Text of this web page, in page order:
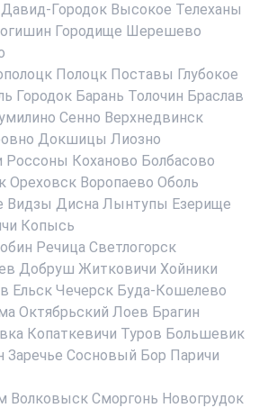
Давид-Городок Высокое Телеханы
Городище Шерешево
Полоцк Поставы Глубокое
Городок Барань Толочин Браслав
Сенно Верхнедвинск
Докшицы Лиозно
Россоны Коханово Болбасово
Ореховск Воропаево Оболь
Видзы Дисна Лынтупы Езерище
Копысь
Речица Светлогорск
Добруш Житковичи Хойники
Ельск Чечерск Буда-Кошелево
Октябрьский Лоев Брагин
Копаткевичи Туров Большевик
Заречье Сосновый Бор Паричи
Волковыск Сморгонь Новогрудок